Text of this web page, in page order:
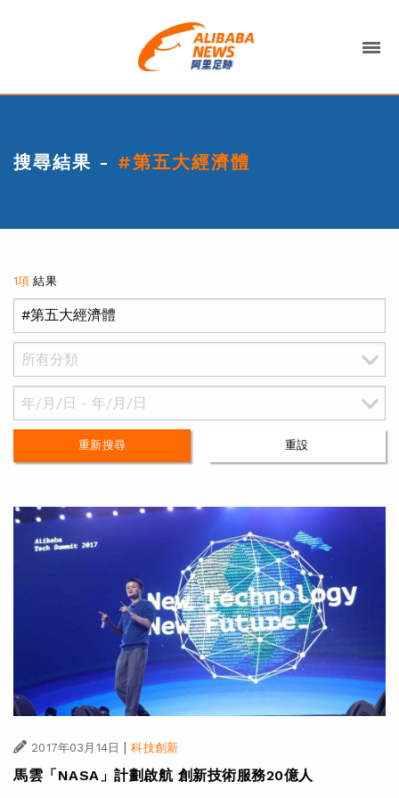
搜尋結果 - #第五大經濟體
1項結果
重新搜尋 重設
2017年03月14日 | 科技創新
馬雲「NASA」計劃啟航 創新技術服務20億人